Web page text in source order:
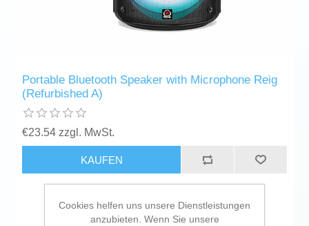
Portable Bluetooth Speaker with Microphone Reig
(Refurbished A)
€23.54 zzgl. MwSt.
KAUFEN
Cookies helfen uns unsere Dienstleistungen
anzubieten. Wenn Sie unsere